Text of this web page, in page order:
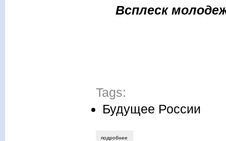
Всплеск
Tags:
Будущее России
подробнее